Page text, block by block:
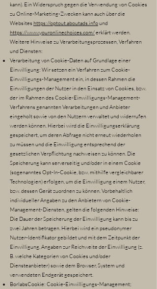
kann). Ein Widerspruch gegen die Verwendung von Cookies
zu Online-Marketing-Zwecken kann auch über die
Websites https://optout.aboutads.infound
https://www.youronlinechoices.com/erklärt werden.
Weitere Hinweise zu Verarbeitungsprozessen, Verfahren
und Diensten:
Verarbeitung von Cookie-Daten auf Grundlage einer
Einwilligung: Wir setzen ein Verfahren zum Cookie-
Einwilligungs-Management ein, in dessen Rahmen die
Einwilligungen der Nutzer in den Einsatz von Cookies, bzw.
der im Rahmen des Cookie-Einwilligungs-Management-
Verfahrens genannten Verarbeitungen und Anbieter
eingeholt sowie von den Nutzern verwaltet und widerrufen
werden können. Hierbei wird die Einwilligungserklärung
gespeichert, um deren Abfrage nicht erneut wiederholen
zu müssen und die Einwilligung entsprechend der
gesetzlichen Verpflichtung nachweisen zu können. Die
Speicherung kann serverseitig und/oder in einem Cookie
(sogenanntes Opt-In-Cookie, bzw. mithilfe vergleichbarer
Technologien) erfolgen, um die Einwilligung einem Nutzer,
bzw. dessen Gerät zuordnen zu können. Vorbehaltlich
individueller Angaben zu den Anbietern von Cookie-
Management-Diensten, gelten die folgenden Hinweise:
Die Dauer der Speicherung der Einwilligung kann bis zu
zwei Jahren betragen. Hierbei wird ein pseudonymer
Nutzer-Identifikator gebildet und mit dem Zeitpunkt der
Einwilligung, Angaben zur Reichweite der Einwilligung (z.
B. welche Kategorien von Cookies und/oder
Diensteanbieter) sowie dem Browser, System und
verwendeten Endgerät gespeichert.
BorlabsCookie: Cookie-Einwilligungs-Management;